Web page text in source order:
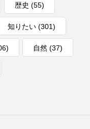
歴史 (55)
知りたい(301)
自然 (37)